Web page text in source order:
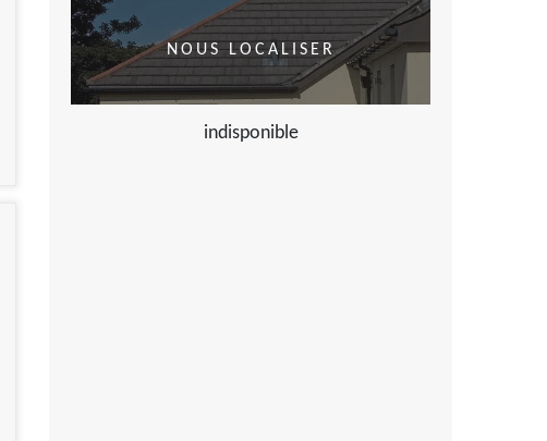
NOUS LOCALISER
indisponible